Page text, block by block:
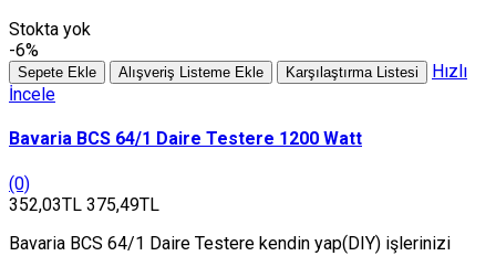
Stokta yok
-6%
Sepete Ekle Alışveriş Listeme Ekle Karşılaştırma Listesi
Hızlı
İncele
Bavaria BCS 64/1 Daire Testere 1200 Watt
(0)
352,03TL 375,49TL
Bavaria BCS 64/1 Daire Testere kendin yap(DIY) işlerinizi